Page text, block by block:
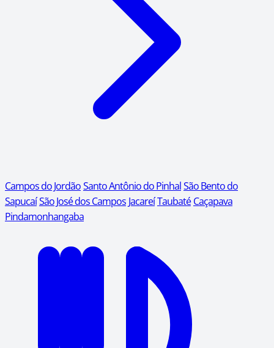
Campos do JordãoSanto Antônio do PinhalSão Bento do
SapucaíSão José dos Campos JacareíTaubaté Caçapava
Pindamonhangaba